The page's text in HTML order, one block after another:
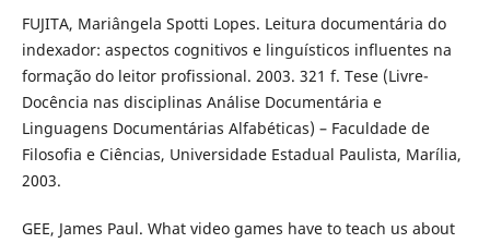
FUJITA, Mariângela Spotti Lopes. Leitura documentária do
indexador: aspectos cognitivos e linguísticos influentes na
formação do leitor profissional. 2003. 321 f. Tese (Livre-
Docência nas disciplinas Análise Documentária e
Linguagens Documentárias Alfabéticas) – Faculdade de
Filosofia e Ciências, Universidade Estadual Paulista, Marília,
2003.
GEE, James Paul. What video games have to teach us about